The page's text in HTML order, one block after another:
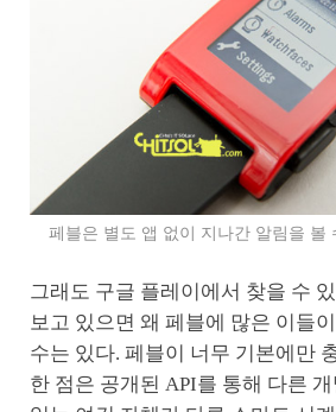
페블은 별도 앱 없이 지나간 알림을 볼
그래도 구글 플레이에서 찾을 수
보고 있으면 왜 페블에 많은 이들
수는 있다. 페블이 너무 기본에만
한 점은 공개된 API를 통해 다른